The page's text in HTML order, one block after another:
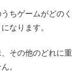
ちゲームがどのく
なります。
その他のどれに重
。